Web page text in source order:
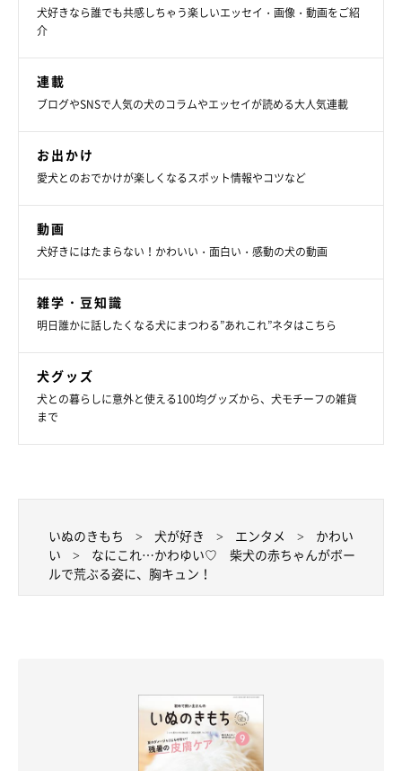
犬好きなら誰でも共感しちゃう楽しいエッセイ・画像・動画をご紹
介
連載
ブログやSNSで人気の犬のコラムやエッセイが読める大人気連載
お出かけ
愛犬とのおでかけが楽しくなるスポット情報やコツなど
動画
犬好きにはたまらない！かわいい・面白い・感動の犬の動画
雑学・豆知識
明日誰かに話したくなる犬にまつわる”あれこれ”ネタはこちら
犬グッズ
犬との暮らしに意外と使える100均グッズから、犬モチーフの雑貨
まで
いぬのきもち 犬が好き エンタメ
かわい
い
なにこれ…かわゆい♡ 柴犬の赤ちゃんがボー
ルで荒ぶる姿に、胸キュン！